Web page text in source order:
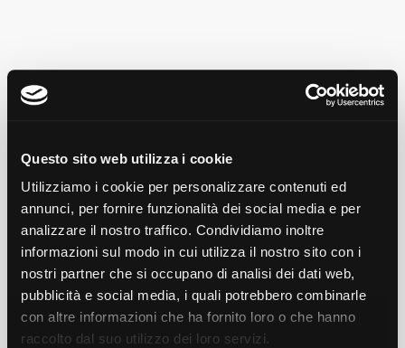
Questo sito web utilizza i cookie
Utilizziamo i cookie per personalizzare contenuti ed
annunci, per fornire funzionalità dei social media e per
analizzare il nostro traffico. Condividiamo inoltre
informazioni sul modo in cui utilizza il nostro sito con i
nostri partner che si occupano di analisi dei dati web,
pubblicità e social media, i quali potrebbero combinarle
con altre informazioni che ha fornito loro o che hanno
raccolto dal suo utilizzo dei loro servizi.
Si è verificato un problema